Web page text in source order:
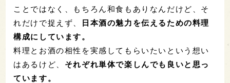
ことではなく、もちろん和食もありなんだけど、そ
れだけで捉えず、
日本酒の魅力を伝えるための料理
構成にしています。
料理とお酒の相性を実感してもらいたいという想い
はあるけど、 それぞれ単体で楽しんでも良いと思っ
ています。